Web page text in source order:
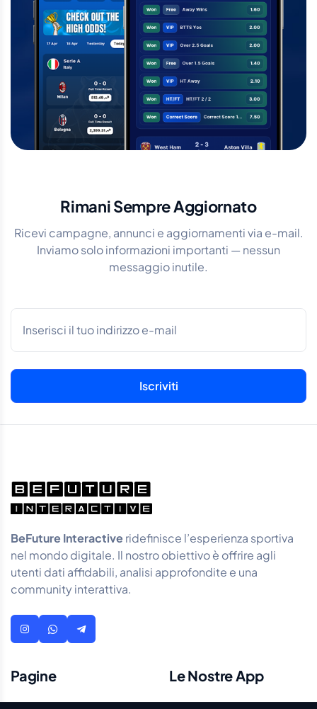
Rimani Sempre Aggiornato
Ricevi campagne, annunci e aggiornamenti via e-mail.
Inviamo solo informazioni importanti — nessun
messaggio inutile.
BeFuture Interactiveridefinisce l’esperienza sportiva
nel mondo digitale. Il nostro obiettivo è offrire agli
utenti dati affidabili, analisi approfondite e una
community interattiva.
Pagine Le Nostre App